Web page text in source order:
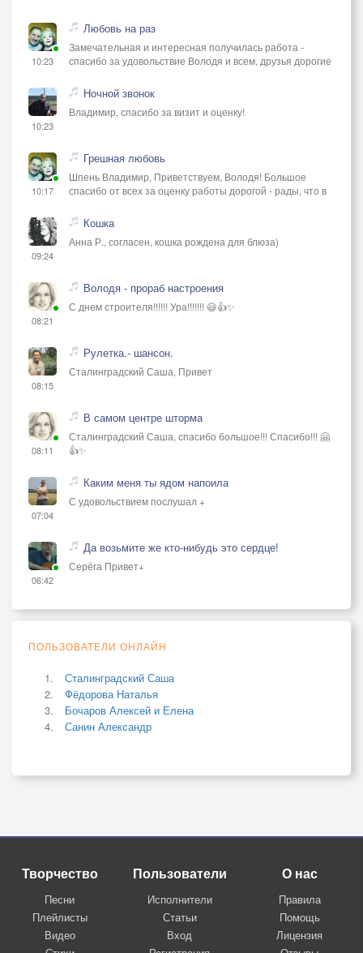
10:23
Любовь на раз
Замечательная и интересная получилась работа -
спасибо за удовольствие Володя и всем, друзья дорогие
10:23
Ночной звонок
Владимир, спасибо за визит и оценку!
10:17
Грешная любовь
Шпень Владимир, Приветствуем, Володя! Большое
спасибо от всех за оценку работы дорогой - рады, что в
09:24
Кошка
Анна Р., согласен, кошка рождена для блюза)
08:21
Володя - прораб настроения
С днем строителя!!!!!! Ура!!!!!!! 😃👍✨
08:15
Рулетка.- шансон.
Сталинградский Саша, Привет
08:11
В самом центре шторма
Сталинградский Саша, спасибо большое!!! Спасибо!!! 🤗
👍✨
07:04
Каким меня ты ядом напоила
С удовольствием послушал +
06:42
Да возьмите же кто-нибудь это сердце!
Серёга Привет+
ПОЛЬЗОВАТЕЛИ ОНЛАЙН
Сталинградский Саша
Фёдорова Наталья
Бочаров Алексей и Елена
Санин Александр
Творчество
Песни
Плейлисты
Видео
Пользователи
Исполнители
Статьи
Вход
О нас
Правила
Помощь
Лицензия